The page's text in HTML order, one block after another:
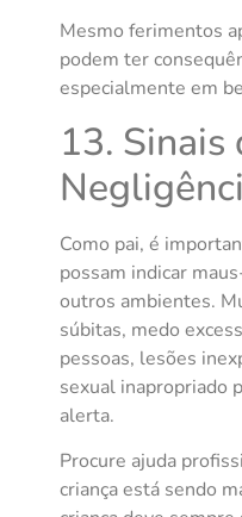
Mesmo ferimentos
podem ter
especialmente em
13. Sinais
Como pai, é
possam indicar
outros ambientes.
súbitas, medo
pessoas, lesões
sexual inapropriado
alerta.
Procure ajuda
criança está sendo